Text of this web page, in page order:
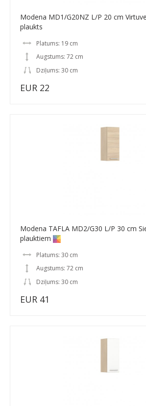
Modena MD1/G20NZ L/P 20 cm
plaukts
Platums: 19 cm
Augstums: 72 cm
Dziļums: 30 cm
EUR 22
Modena TAFLA MD2/G30 L/P 30 cm
plauktiem
Platums: 30 cm
Augstums: 72 cm
Dziļums: 30 cm
EUR 41